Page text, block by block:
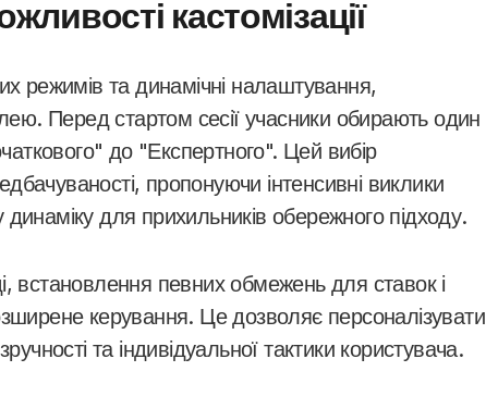
кастомізації
режимів та динамічні налаштування,
Перед стартом сесії учасники обирають один
до "Експертного". Цей вибір
пропонуючи інтенсивні виклики
для прихильників обережного підходу.
встановлення певних обмежень для ставок і
керування. Це дозволяє персоналізувати
та індивідуальної тактики користувача.